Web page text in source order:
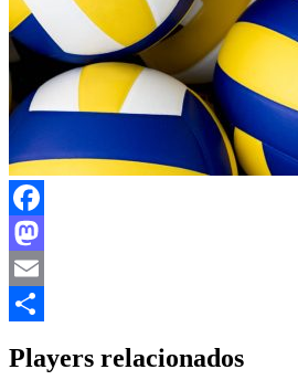
Facebook
Mastodon
Email
Players relacionados